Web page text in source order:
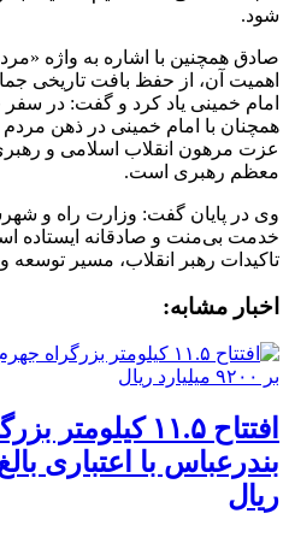
شود.
صادق همچنین با اشاره به واژه
اهمیت آن، از حفظ بافت تاریخی
امام خمینی یاد کرد و گفت: در سفر
همچنان با امام خمینی در ذهن
عزت مرهون انقلاب اسلامی و
معظم رهبری است.
وی در پایان گفت: وزارت راه و
خدمت بی‌منت و صادقانه ایستاده
تاکیدات رهبر انقلاب، مسیر توسعه
اخبار مشابه:
افتتاح ۱۱.۵
ریال